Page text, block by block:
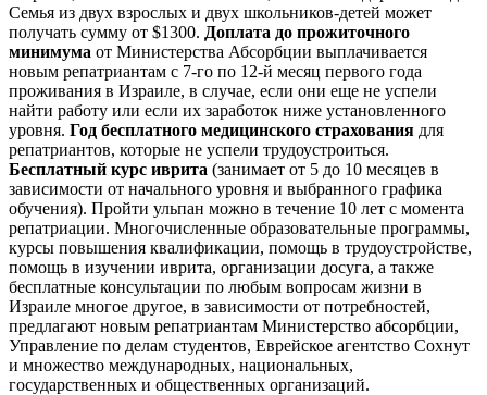
Семья из двух взрослых и двух школьников-детей может
получать сумму от $1300. Доплата до прожиточного
минимума от Министерства Абсорбции выплачивается
новым репатриантам с 7-го по 12-й месяц первого года
проживания в Израиле, в случае, если они еще не успели
найти работу или если их заработок ниже установленного
уровня. Год бесплатного медицинского страхования для
репатриантов, которые не успели трудоустроиться.
Бесплатный курс иврита (занимает от 5 до 10 месяцев в
зависимости от начального уровня и выбранного графика
обучения). Пройти ульпан можно в течение 10 лет с момента
репатриации. Многочисленные образовательные программы,
курсы повышения квалификации, помощь в трудоустройстве,
помощь в изучении иврита, организации досуга, а также
бесплатные консультации по любым вопросам жизни в
Израиле многое другое, в зависимости от потребностей,
предлагают новым репатриантам Министерство абсорбции,
Управление по делам студентов, Еврейское агентство Сохнут
и множество международных, национальных,
государственных и общественных организаций.